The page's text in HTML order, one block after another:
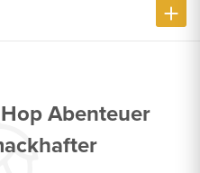
Abenteuer